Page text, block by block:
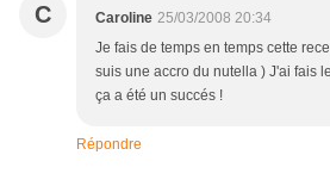
C Caroline 25/03/2008 20:34
Je fais de temps en temps cette
suis une accro du nutella ) J'ai fais
ça a été un succés !
Répondre